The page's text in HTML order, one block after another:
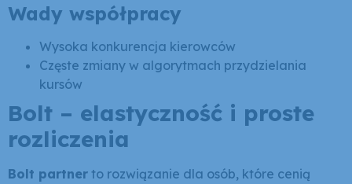
Wady współpracy
Wysoka konkurencja kierowców
Częste zmiany w algorytmach przydzielania
kursów
Bolt – elastyczność i proste
rozliczenia
Bolt partner to rozwiązanie dla osób, które cenią